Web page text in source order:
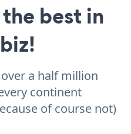
best in
a half million
continent
of course not)